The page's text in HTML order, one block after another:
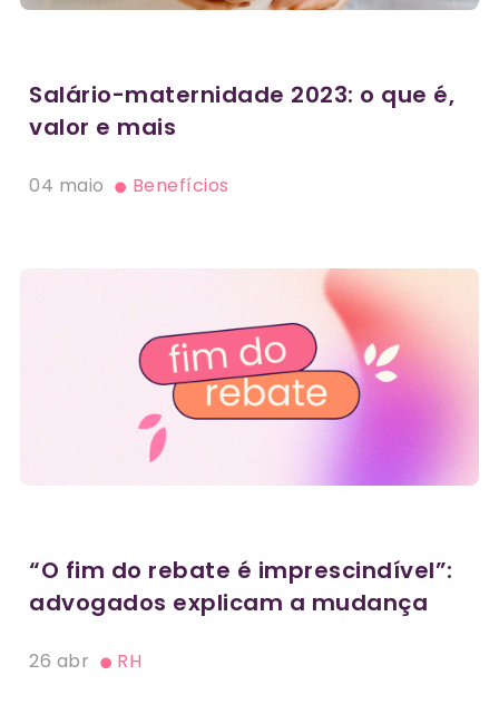
Salário-maternidade 2023: o que é,
valor e mais
04 maio Benefícios
“O fim do rebate é imprescindível”:
advogados explicam a mudança
26 abr RH